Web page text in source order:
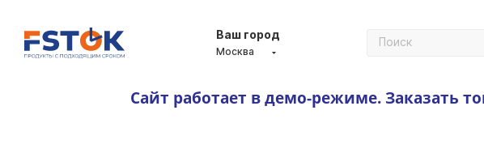
Ваш город
Москва
Сайт работает в демо-режиме. Заказать